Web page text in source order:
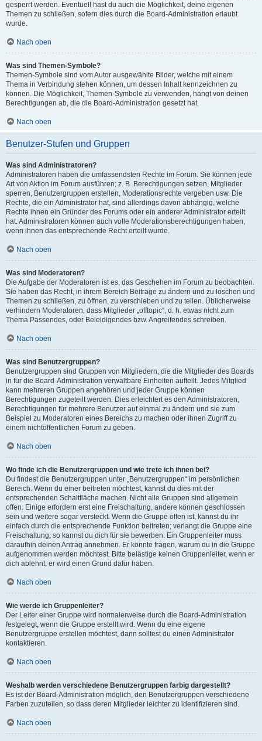
gesperrt werden. Eventuell hast du auch die Möglichkeit, deine eigenen
Themen zu schließen, sofern dies durch die Board-Administration erlaubt
wurde.
Nach oben
Was sind Themen-Symbole?
Themen-Symbole sind vom Autor ausgewählte Bilder, welche mit einem
Thema in Verbindung stehen können, um dessen Inhalt kennzeichnen zu
können. Die Möglichkeit, Themen-Symbole zu verwenden, hängt von deinen
Berechtigungen ab, die die Board-Administration gesetzt hat.
Nach oben
Benutzer-Stufen und Gruppen
Was sind Administratoren?
Administratoren haben die umfassendsten Rechte im Forum. Sie können jede
Art von Aktion im Forum ausführen; z. B. Berechtigungen setzen, Mitglieder
sperren, Benutzergruppen erstellen, Moderationsrechte vergeben usw. Die
Rechte, die ein Administrator hat, sind allerdings davon abhängig, welche
Rechte ihnen ein Gründer des Forums oder ein anderer Administrator erteilt
hat. Administratoren können auch volle Moderationsberechtigungen haben,
wenn ihnen das entsprechende Recht erteilt wurde.
Nach oben
Was sind Moderatoren?
Die Aufgabe der Moderatoren ist es, das Geschehen im Forum zu beobachten.
Sie haben das Recht, in ihrem Bereich Beiträge zu ändern und zu löschen und
Themen zu schließen, zu öffnen, zu verschieben und zu teilen. Üblicherweise
verhindern Moderatoren, dass Mitglieder „offtopic“, d. h. etwas nicht zum
Thema Passendes, oder Beleidigendes bzw. Angreifendes schreiben.
Nach oben
Was sind Benutzergruppen?
Benutzergruppen sind Gruppen von Mitgliedern, die die Mitglieder des Boards
in für die Board-Administration verwaltbare Einheiten aufteilt. Jedes Mitglied
kann mehreren Gruppen angehören und jeder Gruppe können
Berechtigungen zugeteilt werden. Dies erleichtert es den Administratoren,
Berechtigungen für mehrere Benutzer auf einmal zu ändern und sie zum
Beispiel zu Moderatoren eines Bereichs zu machen oder ihnen Zugriff zu
einem nichtöffentlichen Forum zu geben.
Nach oben
Wo finde ich die Benutzergruppen und wie trete ich ihnen bei?
Du findest die Benutzergruppen unter „Benutzergruppen“ im persönlichen
Bereich. Wenn du einer beitreten möchtest, kannst du dies mit der
entsprechenden Schaltfläche machen. Nicht alle Gruppen sind allgemein
offen. Einige erfordern erst eine Freischaltung, andere können geschlossen
sein und weitere sogar versteckt. Wenn die Gruppe offen ist, kannst du ihr
einfach durch die entsprechende Funktion beitreten; verlangt die Gruppe eine
Freischaltung, so kannst du dich für sie bewerben. Ein Gruppenleiter muss
daraufhin deinen Antrag annehmen. Er könnte fragen, warum du in die Gruppe
aufgenommen werden möchtest. Bitte belästige keinen Gruppenleiter, wenn er
dich ablehnt, er wird einen Grund dafür haben.
Nach oben
Wie werde ich Gruppenleiter?
Der Leiter einer Gruppe wird normalerweise durch die Board-Administration
festgelegt, wenn die Gruppe erstellt wird. Wenn du eine eigene
Benutzergruppe erstellen möchtest, dann solltest du einen Administrator
kontaktieren.
Nach oben
Weshalb werden verschiedene Benutzergruppen farbig dargestellt?
Es ist der Board-Administration möglich, den Benutzergruppen verschiedene
Farben zuzuteilen, so dass deren Mitglieder leichter zu identifizieren sind.
Nach oben